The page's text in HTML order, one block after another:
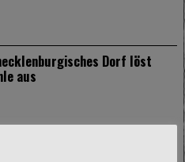
Dorf löst
aus
Parkland